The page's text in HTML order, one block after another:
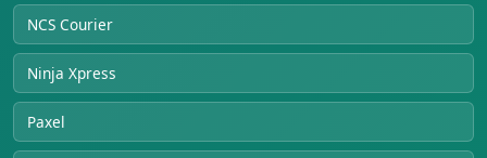
NCS Courier
Ninja Xpress
Paxel